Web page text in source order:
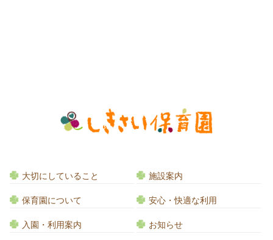
大切にしていること 施設案内
保育園について 安心・快適な利用
入園・利用案内 お知らせ